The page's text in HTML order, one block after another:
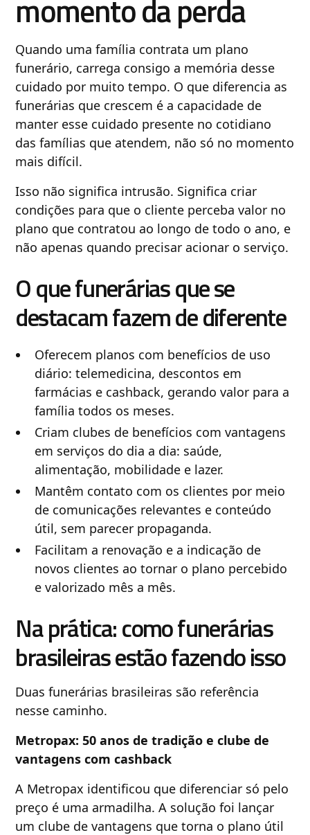
momento da perda
Quando uma família contrata um plano
funerário, carrega consigo a memória desse
cuidado por muito tempo. O que diferencia as
funerárias que crescem é a capacidade de
manter esse cuidado presente no cotidiano
das famílias que atendem, não só no momento
mais difícil.
Isso não significa intrusão. Significa criar
condições para que o cliente perceba valor no
plano que contratou ao longo de todo o ano, e
não apenas quando precisar acionar o serviço.
O que funerárias que se
destacam fazem de diferente
Oferecem planos com benefícios de uso
diário: telemedicina, descontos em
farmácias e cashback, gerando valor para a
família todos os meses.
Criam clubes de benefícios com vantagens
em serviços do dia a dia: saúde,
alimentação, mobilidade e lazer.
Mantêm contato com os clientes por meio
de comunicações relevantes e conteúdo
útil, sem parecer propaganda.
Facilitam a renovação e a indicação de
novos clientes ao tornar o plano percebido
e valorizado mês a mês.
Na prática: como funerárias
brasileiras estão fazendo isso
Duas funerárias brasileiras são referência
nesse caminho.
Metropax: 50 anos de tradição e clube de
vantagens com cashback
A Metropax identificou que diferenciar só pelo
preço é uma armadilha. A solução foi lançar
um clube de vantagens que torna o plano útil